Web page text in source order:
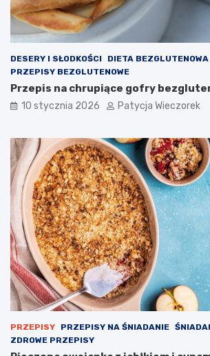
DESERY I SŁODKOŚCI DIETA BEZGLUTENOWA
PRZEPISY BEZGLUTENOWE
Przepis na chrupiące gofry
10 stycznia 2026 Patycja Wieczorek
PRZEPISY PRZEPISY NA ŚNIADANIE
ZDROWE PRZEPISY